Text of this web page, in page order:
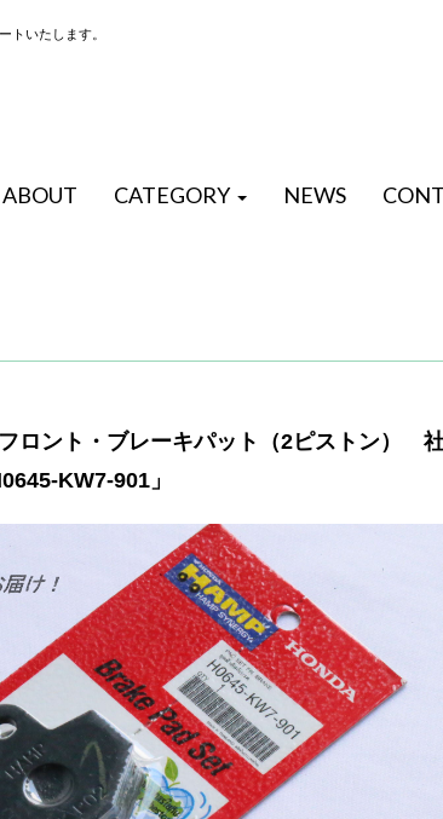
いたします。
ABOUT CATEGORY NEWS
ロント・ブレーキパット（2ピストン）
KW7-901」